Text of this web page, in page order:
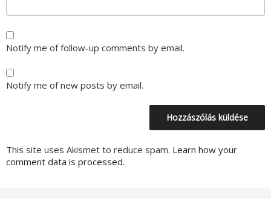
Notify me of follow-up comments by email.
Notify me of new posts by email.
This site uses Akismet to reduce spam. Learn how your
comment data is processed.